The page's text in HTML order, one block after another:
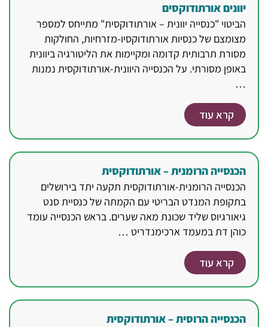
יוונים אורתודוקסים
הביטוי "כנסייה יוונית – אורתודוקסית" מתייחס למספר
מצומצם של כנסיות אורתודוקסיו-מזרחיות, החולקות
מסורת תרבותית קדומה ומקיימות את הליטורגיה ביוונית
באופן מסורתי. על הכנסייה היוונית-אורתודוקסית נמנות
…
קרא עוד
הכנסייה הרומנית – אורתודוקסית
הכנסייה הרומנית-אורתודוקסית תקעה יתד בירושלים
בתקופת המנדט הבריטי עם הקמתה של כנסיית סנט
גיאורגיוס שליד שכונת מאה שערים. בראש הכנסייה עומד
כוהן דת במעמד ארכימנדריט …
קרא עוד
הכנסייה הרוסית – אורתודוקסית